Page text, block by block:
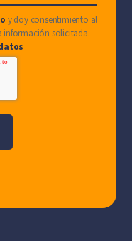
y doy consentimiento al
información solicitada.